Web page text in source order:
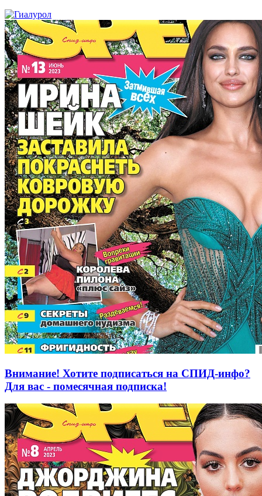
Внимание! Хотите подписаться на СПИД-инфо?
Для вас - помесячная подписка!